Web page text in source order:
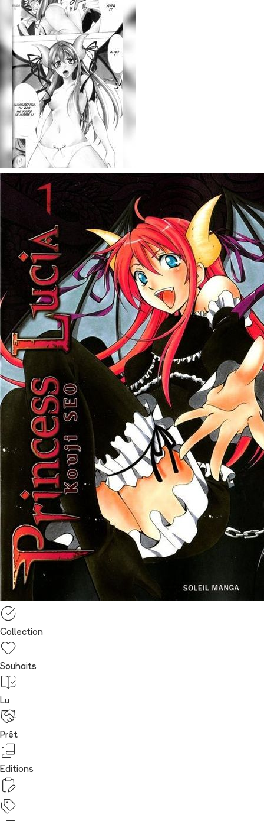
Collection
Souhaits
Lu
Prêt
Editions